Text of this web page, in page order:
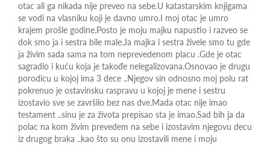
otac ali ga nikada nije preveo na sebe.U katastarskim knjigama
se vodi na vlasniku koji je davno umro.I moj otac je umro
krajem prošle godine.Posto je moju majku napustio i razveo se
dok smo ja i sestra bile male.Ja majka i sestra živele smo tu gde
ja živim sada sama na tom neprevedenom placu .Gde je otac
sagradio i kuću koja je takođe nelegalizovana.Osnovao je drugu
porodicu u kojoj ima 3 dece ..Njegov sin odnosno moj polu rat
pokrenuo je ostavinsku raspravu u kojoj je mene i sestru
izostavio sve se završilo bez nas dve.Mada otac nije imao
testament ..sinu je za života prepisao sta je imao.Sad bih ja da
polac na kom živim prevedem na sebe i izostavim njegovu decu
iz drugog braka ..kao što su onu izostavili mene i moju